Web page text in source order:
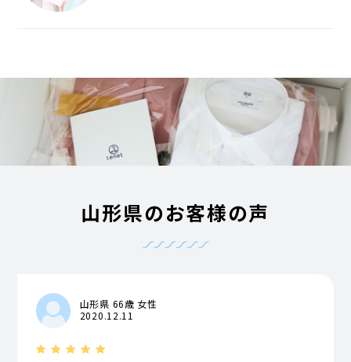
山形県のお客様の声
山形県 66歳 女性
2020.12.11